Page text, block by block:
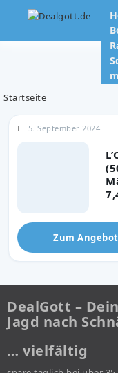
Startseite
5. September 2024
Zum Angebot
DealGott –
Jagd nach
… vielfältig